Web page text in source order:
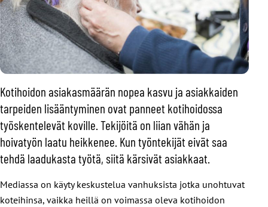
Kotihoidon asiakasmäärän nopea kasvu ja asiakkaiden
tarpeiden lisääntyminen ovat panneet kotihoidossa
työskentelevät koville. Tekijöitä on liian vähän ja
hoivatyön laatu heikkenee. Kun työntekijät eivät saa
tehdä laadukasta työtä, siitä kärsivät asiakkaat.
Mediassa on käyty keskustelua vanhuksista jotka unohtuvat
koteihinsa, vaikka heillä on voimassa oleva kotihoidon